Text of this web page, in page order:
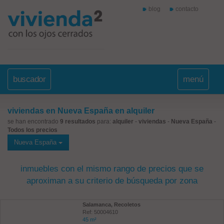
blog contacto
buscador menú
viviendas en Nueva España en alquiler
se han encontrado 9 resultados para: alquiler - viviendas - Nueva España -
Todos los precios
Nueva España
inmuebles con el mismo rango de precios que se
aproximan a su criterio de búsqueda por zona
Salamanca, Recoletos
Ref: 50004610
45 m²